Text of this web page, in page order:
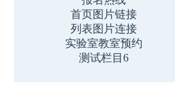
首页图片链接
列表图片连接
实验室教室预约
测试栏目6